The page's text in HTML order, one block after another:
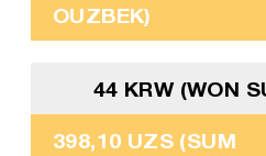
OUZBEK)
44 KRW (WON
398,10 UZS (SUM